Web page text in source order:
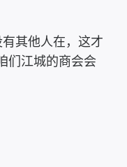
其他人在，这才
们江城的商会会